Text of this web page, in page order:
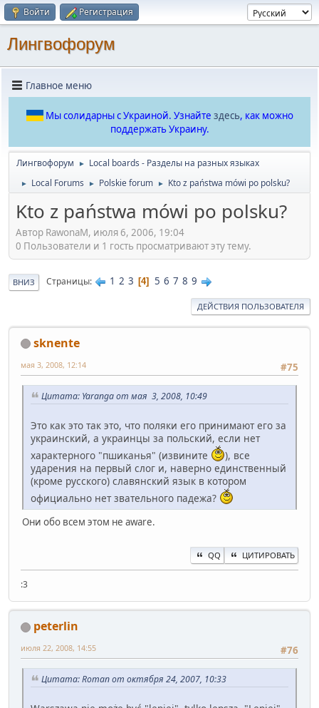
Войти Регистрация
Лингвофорум
Главное меню
Мы солидарны с Украиной. Узнайте здесь, как можно
поддержать Украину.
Лингвофорум ► Local boards - Разделы на разных языках
► Local Forums ► Polskie forum ► Kto z państwa mówi po polsku?
Kto z państwa mówi po polsku?
Автор RawonaM, июля 6, 2006, 19:04
0 Пользователи и 1 гость просматривают эту тему.
ВНИЗ Страницы 1 2 3 4 5 6 7 8 9
ДЕЙСТВИЯ ПОЛЬЗОВАТЕЛЯ
sknente
#75
мая 3, 2008, 12:14
Цитата: Yaranga от мая 3, 2008, 10:49
Это как это так это, что поляки его принимают его за
украинский, а украинцы за польский, если нет
характерного "пшиканья" (извините
), все
ударения на первый слог и, наверно единственный
(кроме русского) славянский язык в котором
официально нет звательного падежа?
Они обо всем этом не aware.
QQ ЦИТИРОВАТЬ
:3
peterlin
#76
июля 22, 2008, 14:55
Цитата: Roman от октября 24, 2007, 10:33